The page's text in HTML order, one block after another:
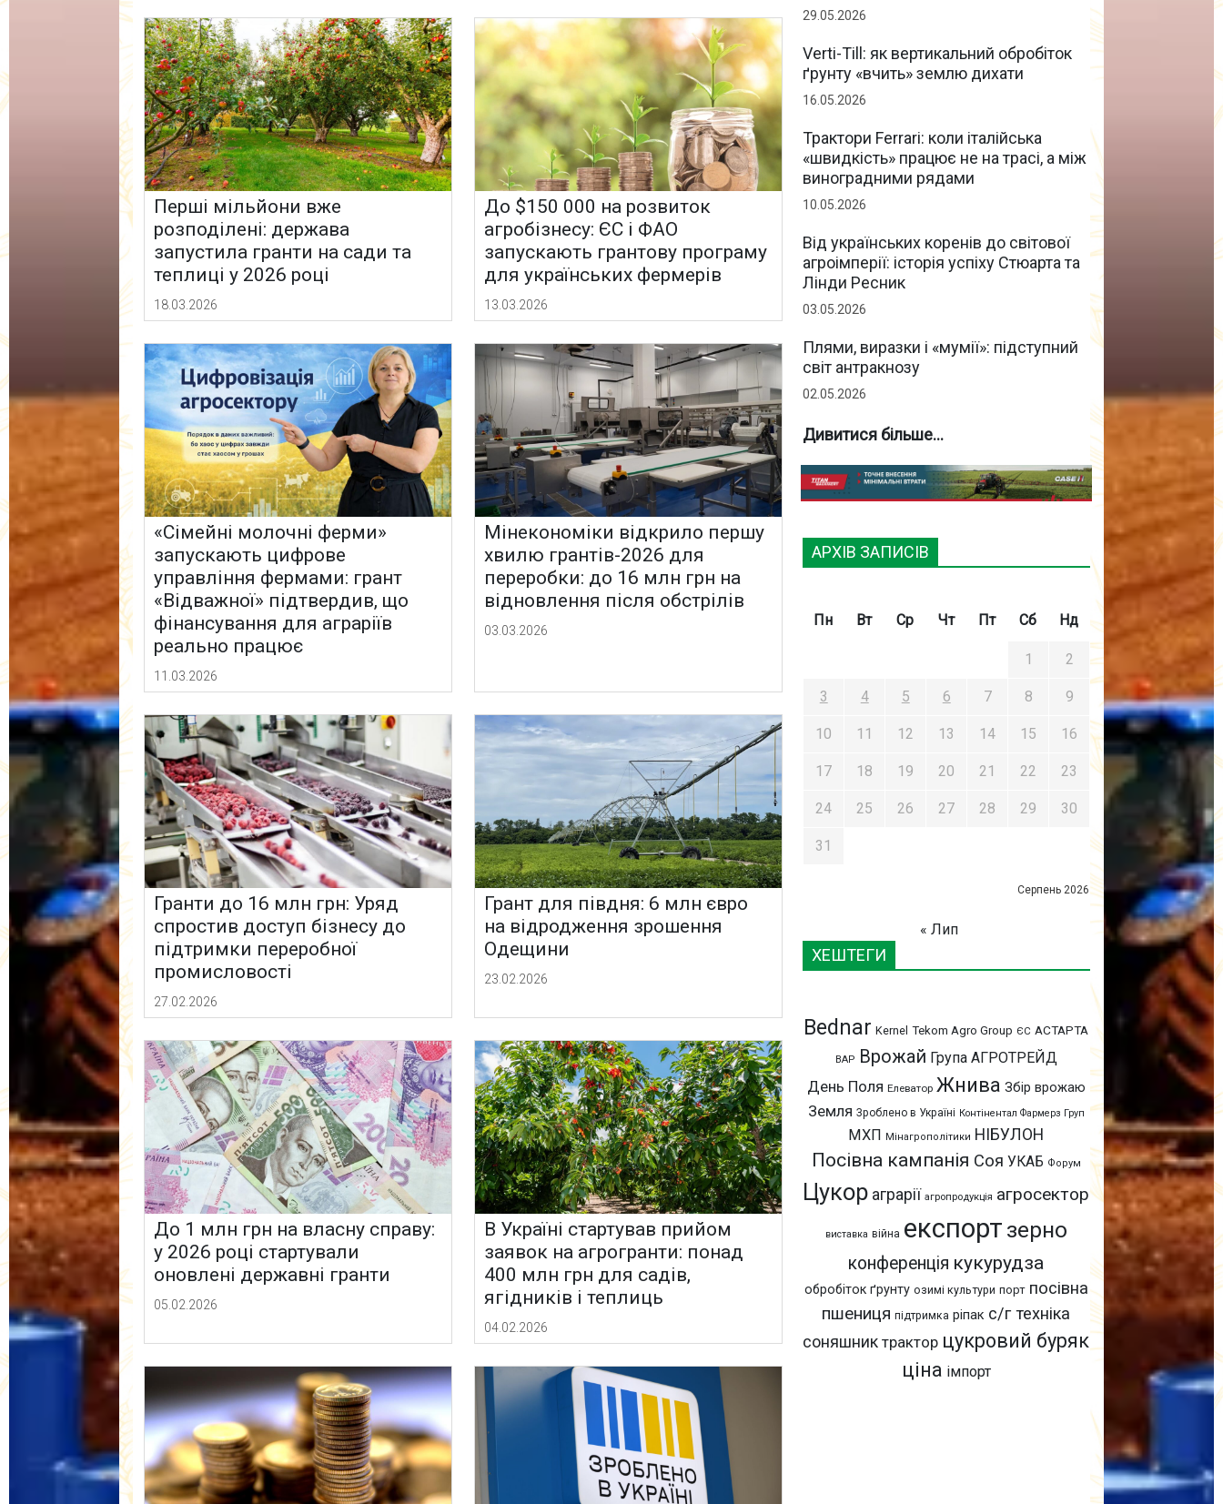
29.05.2026
Verti-Till: як вертикальний обробіток
ґрунту «вчить» землю дихати
16.05.2026
Трактори Ferrari: коли італійська
«швидкість» працює не на трасі, а між
виноградними рядами
10.05.2026
Від українських коренів до світової
агроімперії: історія успіху Стюарта та
Лінди Ресник
03.05.2026
Плями, виразки і «мумії»: підступний
світ антракнозу
02.05.2026
Дивитися більше...
АРХІВ ЗАПИСІВ
Серпень 2026
Пн Вт Ср Чт Пт Сб Нд
1 2
3 4 5 6 7 8 9
10 11 12 13 14 15 16
17 18 19 20 21 22 23
24 25 26 27 28 29 30
31
« Лип
ХЕШТЕГИ
Bednar Kernel Tekom Agro Group ЄС АСТАРТА
ВАР Врожай Група АГРОТРЕЙД
День Поля Елеватор Жнива Збір врожаю
Земля Зроблено в Україні Контінентал Фармерз Груп
МХП Мінагрополітики НІБУЛОН
Посівна кампанія Соя УКАБ Форум
Цукор аграрії агропродукція агросектор
виставка війна експорт зерно
конференція кукурудза
обробіток ґрунту озимі культури порт посівна
пшениця підтримка ріпак с/г техніка
соняшник трактор цукровий буряк
ціна імпорт
Перші мільйони вже
розподілені: держава
запустила гранти на сади та
теплиці у 2026 році
18.03.2026
До $150 000 на розвиток
агробізнесу: ЄС і ФАО
запускають грантову програму
для українських фермерів
13.03.2026
«Сімейні молочні ферми»
запускають цифрове
управління фермами: грант
«Відважної» підтвердив, що
фінансування для аграріїв
реально працює
11.03.2026
Мінекономіки відкрило першу
хвилю грантів-2026 для
переробки: до 16 млн грн на
відновлення після обстрілів
03.03.2026
Гранти до 16 млн грн: Уряд
спростив доступ бізнесу до
підтримки переробної
промисловості
27.02.2026
Грант для півдня: 6 млн євро
на відродження зрошення
Одещини
23.02.2026
До 1 млн грн на власну справу:
у 2026 році стартували
оновлені державні гранти
05.02.2026
В Україні стартував прийом
заявок на агрогранти: понад
400 млн грн для садів,
ягідників і теплиць
04.02.2026